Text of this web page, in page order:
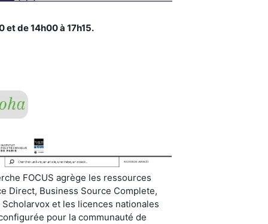
de 14h00 à 17h15.
FOCUS agrège les ressources
Direct, Business Source Complete,
et les licences nationales
pour la communauté de